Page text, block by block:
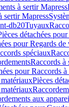
à sertir Mapress
sertir Mapress
db20Tuyaux
détachées
pour Regards de
spéciaux
Raccords à
pour Raccords
Pièces
aux